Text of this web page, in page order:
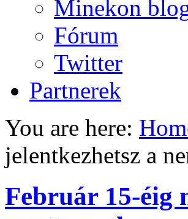
Minekon
Fórum
Twitter
Partnerek
You are here:
jelentkezhetsz a
Február 15-éig